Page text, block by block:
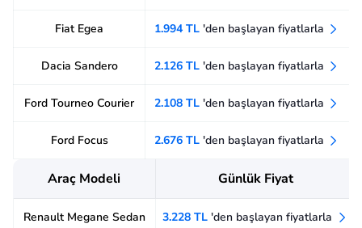
Fiat Egea 1.994 TL 'den başlayan fiyatlarla
Dacia Sandero 2.126 TL 'den başlayan fiyatlarla
Ford Tourneo Courier 2.108 TL 'den başlayan fiyatlarla
Ford Focus 2.676 TL 'den başlayan fiyatlarla
Araç Modeli Günlük Fiyat
Renault Megane Sedan 3.228 TL'den başlayan fiyatlarla